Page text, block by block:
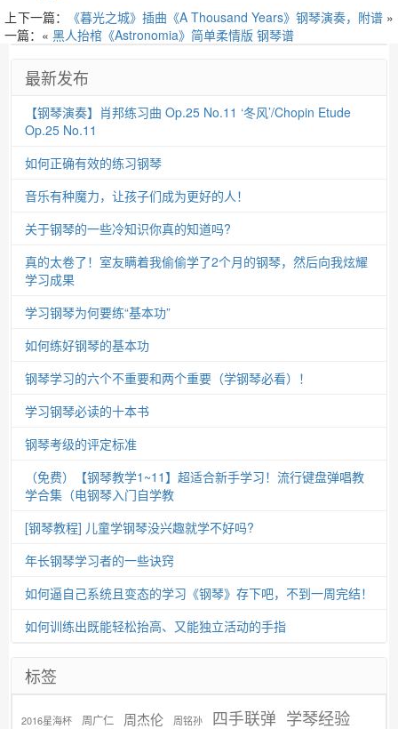
下一篇：
《暮光之城》插曲《A Thousand Years》钢琴演奏，附谱 »
上
一篇：« 黑人抬棺《Astronomia》简单柔情版 钢琴谱
最新发布
【钢琴演奏】肖邦练习曲 Op.25 No.11 ‘冬风’/Chopin Etude
Op.25 No.11
如何正确有效的练习钢琴
音乐有种魔力，让孩子们成为更好的人！
关于钢琴的一些冷知识你真的知道吗?
真的太卷了！室友瞒着我偷偷学了2个月的钢琴，然后向我炫耀
学习成果
学习钢琴为何要练“基本功”
如何练好钢琴的基本功
钢琴学习的六个不重要和两个重要（学钢琴必看）！
学习钢琴必读的十本书
钢琴考级的评定标准
（免费）【钢琴教学1~11】超适合新手学习！流行键盘弹唱教
学合集（电钢琴入门自学教
[钢琴教程] 儿童学钢琴没兴趣就学不好吗?
年长钢琴学习者的一些诀窍
如何逼自己系统且变态的学习《钢琴》存下吧，不到一周完结！
如何训练出既能轻松抬高、又能独立活动的手指
标签
2016星海杯 周广仁 周杰伦 周铭孙 四手联弹 学琴经验